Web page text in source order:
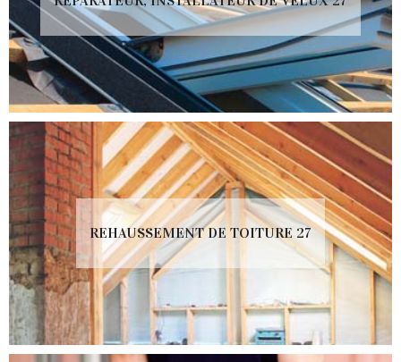
REHAUSSEMENT DE TOITURE 27